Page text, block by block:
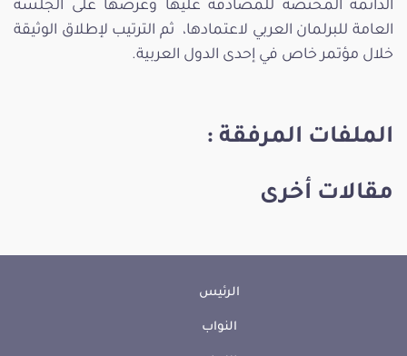
الدائمة المختصة للمصادقة عليها وعرضها على الجلسة
العامة للبرلمان العربي لاعتمادها، ثم الترتيب لإطلاق الوثيقة
خلال مؤتمر خاص في إحدى الدول العربية.
الملفات المرفقة :
مقالات أخرى
الرئيس
النواب